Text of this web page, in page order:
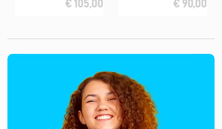
€ 105,00 € 90,00